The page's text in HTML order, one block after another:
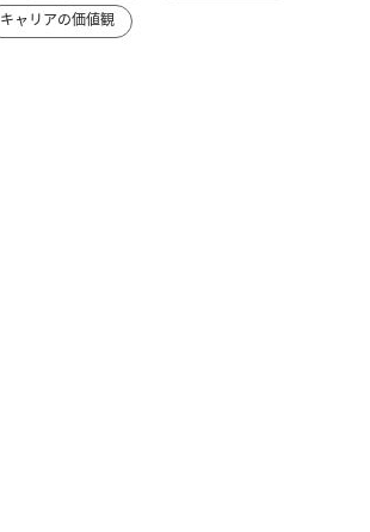
キャリアの価値観